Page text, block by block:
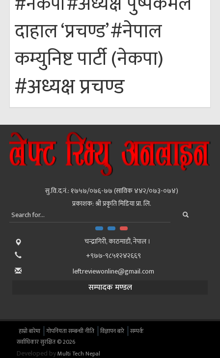
दाहाल ‘प्रचण्ड’#नेपाल
कम्युनिष्ट पार्टी (नेकपा)
#अध्यक्ष प्रचण्ड
सु.वि.द.नं.: १७५७/०७६-७७ (साविक ४४२/०७३-०७४)
प्रकाशक: श्री प्रकृति मिडिया प्रा. लि.
चन्द्रागिरी, काठमाडाैं, नेपाल ।
+९७७-९८५१२४२६६९
leftreviewonline@gmail.com
सम्पादक मण्डल
हाम्रो बारेमा गोपनियता सम्बन्धी नीति विज्ञापन बारे सम्पर्क
सर्वाधिकार सुरक्षित © 2026
Developed byMulti Tech Nepal